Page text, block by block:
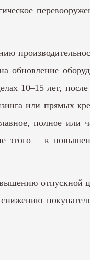
обновление
10–15 лет, после
или прямых
полное или
этого – к
отпускной